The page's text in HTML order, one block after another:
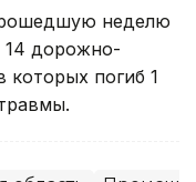
неделю
14 дорожно-
которых погиб 1